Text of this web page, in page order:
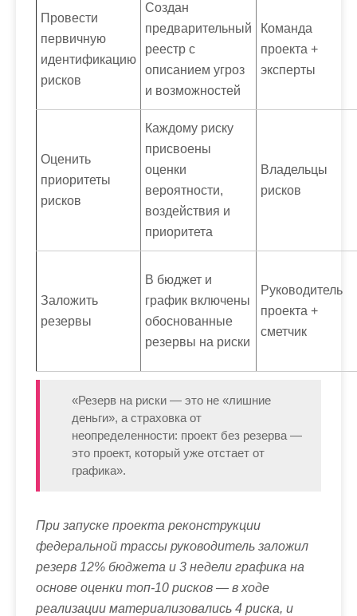
Провести
первичную
идентификацию
рисков
Создан
предварительный
реестр с
описанием угроз
и возможностей
Команда
проекта +
эксперты
Оценить
приоритеты
рисков
Каждому риску
присвоены
оценки
вероятности,
воздействия и
приоритета
Владельцы
рисков
Заложить
резервы
В бюджет и
график включены
обоснованные
резервы на риски
Руководитель
проекта +
сметчик
«Резерв на риски — это не «лишние
деньги», а страховка от
неопределенности: проект без резерва —
это проект, который уже отстает от
графика».
При запуске проекта реконструкции
федеральной трассы руководитель заложил
резерв 12% бюджета и 3 недели графика на
основе оценки топ-10 рисков — в ходе
реализации материализовались 4 риска, и